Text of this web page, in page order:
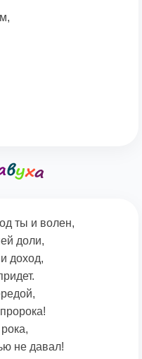
ты и волен,
доли,
доход,
не давал!